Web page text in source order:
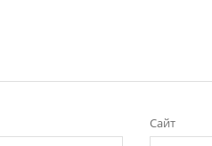
Сайт